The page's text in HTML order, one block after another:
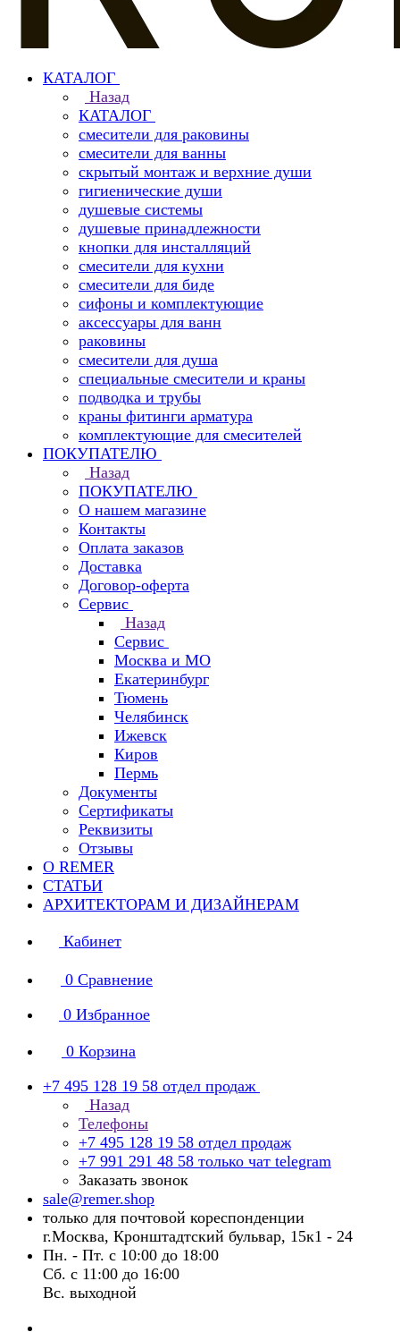
КАТАЛОГ
Назад
КАТАЛОГ
смесители для раковины
смесители для ванны
скрытый монтаж и верхние души
гигиенические души
душевые системы
душевые принадлежности
кнопки для инсталляций
смесители для кухни
смесители для биде
сифоны и комплектующие
аксессуары для ванн
раковины
смесители для душа
специальные смесители и краны
подводка и трубы
краны фитинги арматура
комплектующие для смесителей
ПОКУПАТЕЛЮ
Назад
ПОКУПАТЕЛЮ
О нашем магазине
Контакты
Оплата заказов
Доставка
Договор-оферта
Сервис
Назад
Сервис
Москва и МО
Екатеринбург
Тюмень
Челябинск
Ижевск
Киров
Пермь
Документы
Сертификаты
Реквизиты
Отзывы
О REMER
СТАТЬИ
АРХИТЕКТОРАМ И ДИЗАЙНЕРАМ
Кабинет
0 Сравнение
0 Избранное
0 Корзина
+7 495 128 19 58 отдел продаж
Назад
Телефоны
+7 495 128 19 58 отдел продаж
+7 991 291 48 58 только чат telegram
Заказать звонок
sale@remer.shop
только для почтовой кореспонденции
г.Москва, Кронштадтский бульвар, 15к1 - 24
Пн. - Пт. с 10:00 до 18:00
Сб. с 11:00 до 16:00
Вс. выходной